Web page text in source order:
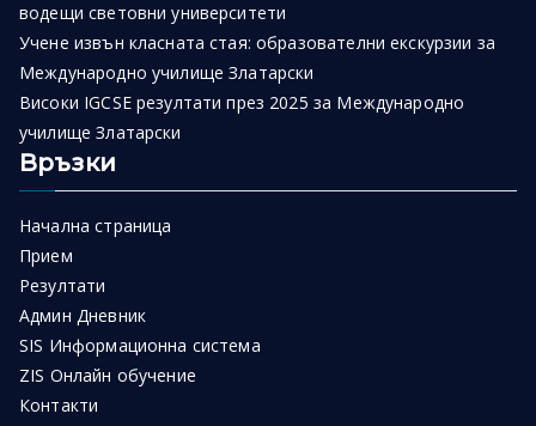
водещи световни университети
Учене извън класната стая: образователни екскурзии за
Международно училище Златарски
Високи IGCSE резултати през 2025 за Международно
училище Златарски
Връзки
Начална страница
Прием
Резултати
Админ Дневник
SIS Информационна система
ZIS Онлайн обучение
Контакти